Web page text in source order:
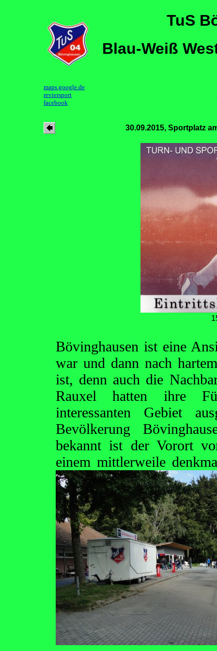
TuS
Blau-Weiß
maps.google.de
reviersport
facebook
30.09.2015, Sportplatz
Bövinghausen ist eine
war und dann nach
ist, denn auch die
Rauxel hatten ihre
interessanten Gebiet
Bevölkerung
bekannt ist der Vorort
einem mittlerweile